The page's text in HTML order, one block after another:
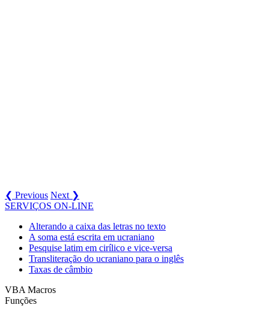
❮ Previous Next ❯
SERVIÇOS ON-LINE
Alterando a caixa das letras no texto
A soma está escrita em ucraniano
Pesquise latim em cirílico e vice-versa
Transliteração do ucraniano para o inglês
Taxas de câmbio
VBA Macros
Funções